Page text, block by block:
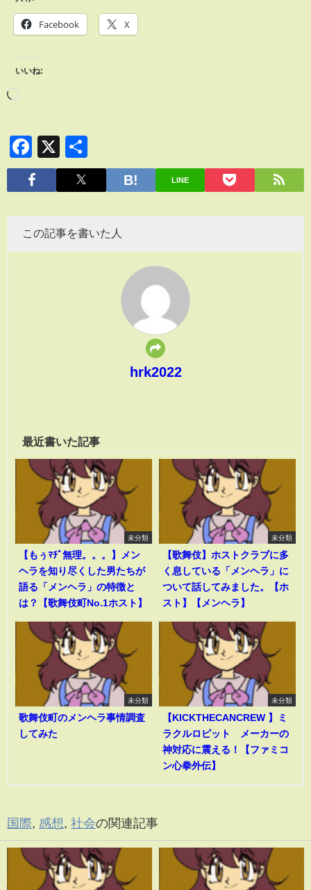
Facebook X
いいね:
Facebook
X
有
LINE
この記事を書いた人
hrk2022
最近書いた記事
未分類
【もぅﾏﾁﾞ無理。。。】メン
ヘラを知り尽くした男たちが
語る「メンヘラ」の特徴と
は？【歌舞伎町No.1ホスト】
未分類
【歌舞伎】ホストクラブに多
く息している「メンヘラ」に
ついて話してみました。【ホ
スト】【メンヘラ】
未分類
歌舞伎町のメンヘラ事情調査
してみた
未分類
【KICKTHECANCREW 】ミ
ラクルロピット メーカーの
神対応に震える！【ファミコ
ン心拳外伝】
国際, 感想, 社会の関連記事